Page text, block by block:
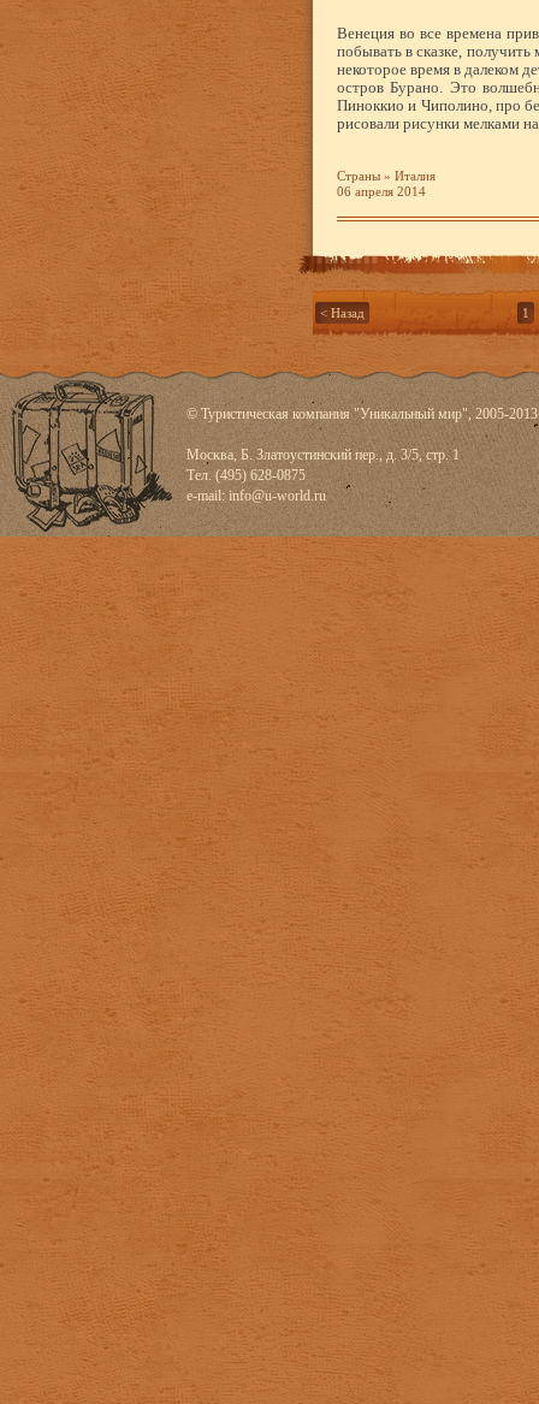
Венеция во все времена
побывать в сказке,
некоторое время в далеком
остров Бурано. Это
Пиноккио и Чиполино, про
рисовали рисунки мелками
Страны » Италия
06 апреля 2014
< Назад 1
© Туристическая компания "Уникальный мир", 2005-2013
Москва, Б. Златоустинский пер., д. 3/5, стр. 1
Тел. (495) 628-0875
e-mail: info@u-world.ru